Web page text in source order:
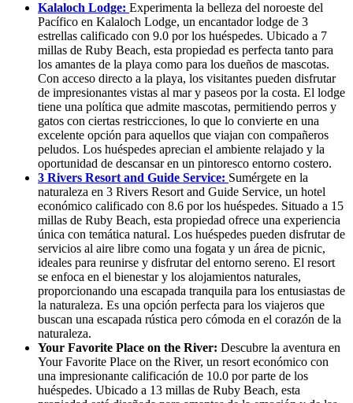
Kalaloch Lodge: Experimenta la belleza del noroeste del
Pacífico en Kalaloch Lodge, un encantador lodge de 3
estrellas calificado con 9.0 por los huéspedes. Ubicado a 7
millas de Ruby Beach, esta propiedad es perfecta tanto para
los amantes de la playa como para los dueños de mascotas.
Con acceso directo a la playa, los visitantes pueden disfrutar
de impresionantes vistas al mar y paseos por la costa. El lodge
tiene una política que admite mascotas, permitiendo perros y
gatos con ciertas restricciones, lo que lo convierte en una
excelente opción para aquellos que viajan con compañeros
peludos. Los huéspedes aprecian el ambiente relajado y la
oportunidad de descansar en un pintoresco entorno costero.
3 Rivers Resort and Guide Service: Sumérgete en la
naturaleza en 3 Rivers Resort and Guide Service, un hotel
económico calificado con 8.6 por los huéspedes. Situado a 15
millas de Ruby Beach, esta propiedad ofrece una experiencia
única con temática natural. Los huéspedes pueden disfrutar de
servicios al aire libre como una fogata y un área de picnic,
ideales para reunirse y disfrutar del entorno sereno. El resort
se enfoca en el bienestar y los alojamientos naturales,
proporcionando una escapada tranquila para los entusiastas de
la naturaleza. Es una opción perfecta para los viajeros que
buscan una escapada rústica pero cómoda en el corazón de la
naturaleza.
Your Favorite Place on the River: Descubre la aventura en
Your Favorite Place on the River, un resort económico con
una impresionante calificación de 10.0 por parte de los
huéspedes. Ubicado a 13 millas de Ruby Beach, esta